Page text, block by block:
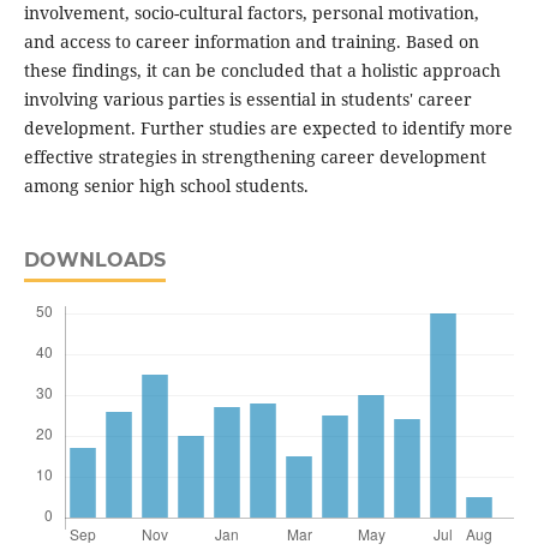
involvement, socio-cultural factors, personal motivation,
and access to career information and training. Based on
these findings, it can be concluded that a holistic approach
involving various parties is essential in students' career
development. Further studies are expected to identify more
effective strategies in strengthening career development
among senior high school students.
DOWNLOADS